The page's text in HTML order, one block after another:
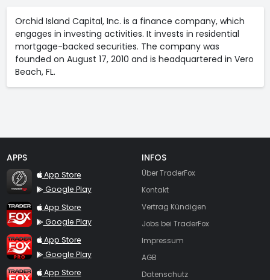
Orchid Island Capital, Inc. is a finance company, which
engages in investing activities. It invests in residential
mortgage-backed securities. The company was
founded on August 17, 2010 and is headquartered in Vero
Beach, FL.
APPS
TraderFox Flash
App Store
Google Play
TraderFox App
App Store
Google Play
TraderFox Pro
App Store
Google Play
TraderFox dpa-AFX ProFeed
App Store
INFOS
Über TraderFox
Kontakt
Vertrag Kündigen
Jobs bei TraderFox
Impressum
AGB
Datenschutz